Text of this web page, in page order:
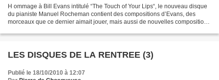
H ommage à Bill Evans intitulé “The Touch of Your Lips“, le nouveau disque
du pianiste Manuel Rocheman contient des compositions d’Evans, des
morceaux que ce dernier aimait jouer, mais aussi de nouvelles compositions
LES DISQUES DE LA RENTREE (3)
Publié le 18/10/2010 à 12:07